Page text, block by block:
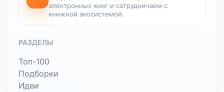
электронных книг и сотрудничаем с
книжной экосистемой.
РАЗДЕЛЫ
Топ-100
Подборки
Идеи